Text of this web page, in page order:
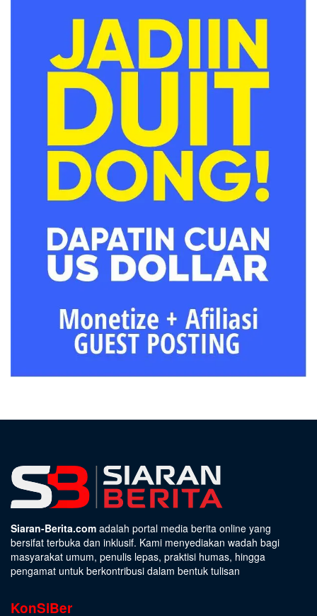
Siaran-Berita.com adalah portal media berita online yang
bersifat terbuka dan inklusif. Kami menyediakan wadah bagi
masyarakat umum, penulis lepas, praktisi humas, hingga
pengamat untuk berkontribusi dalam bentuk tulisan
KonSiBer